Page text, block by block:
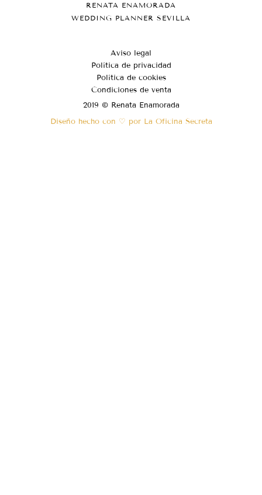
RENATA ENAMORADA
WEDDING PLANNER SEVILLA
Aviso legal
Política de privacidad
Política de cookies
Condiciones de venta
2019 © Renata Enamorada
Diseño hecho con ♡ por La Oficina Secreta